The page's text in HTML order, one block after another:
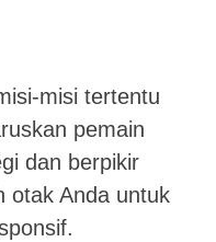
misi tertentu
pemain
dan berpikir
otak Anda untuk